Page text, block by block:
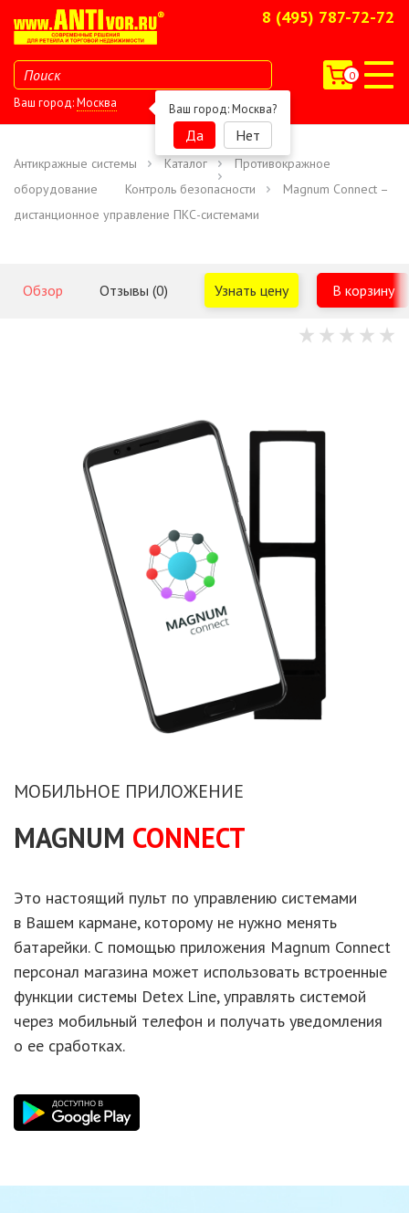
8 (495) 787-72-72
0
Ваш город:Москва Ваш город:Москва?
Да Нет
Антикражные системы Каталог
Противокражное
оборудование
Контроль безопасности
Magnum Connect –
дистанционное управление ПКС-системами
Обзор Отзывы (0) Узнать цену В корзину
МОБИЛЬНОЕ ПРИЛОЖЕНИЕ
MAGNUM CONNECT
Это настоящий пульт по управлению системами
в Вашем кармане, которому не нужно менять
батарейки. С помощью приложения Magnum Connect
персонал магазина может использовать встроенные
функции системы Detex Line,управлять системой
через мобильный телефон и получать уведомления
о ее сработках.